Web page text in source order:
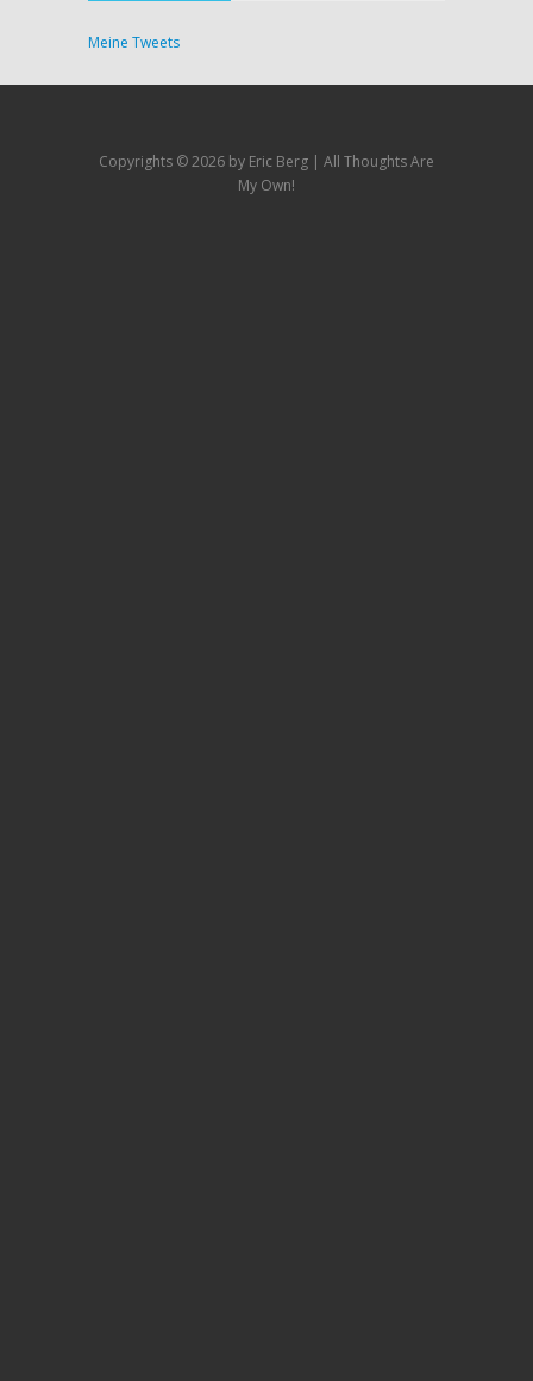
Meine Tweets
Copyrights ©2026 by Eric Berg | All Thoughts Are
My Own!